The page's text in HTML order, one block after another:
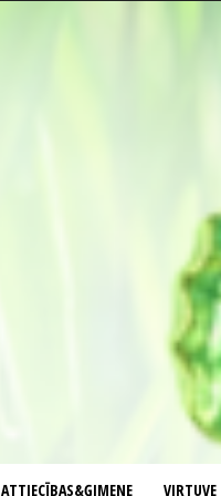
ATTIECĪBAS&ĢIMENE VIRTUVE